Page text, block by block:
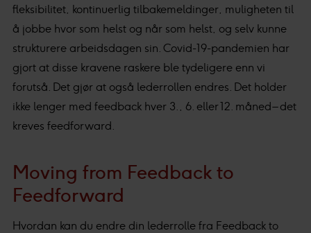
fleksibilitet, kontinuerlig tilbakemeldinger, muligheten til
å jobbe hvor som helst og når som helst, og selv kunne
strukturere arbeidsdagen sin. Covid-19-pandemien har
gjort at disse kravene raskere ble tydeligere enn vi
forutså. Det gjør at også lederrollen endres. Det holder
ikke lenger med feedback hver 3., 6. eller 12. måned – det
kreves feedforward.
Moving from Feedback to
Feedforward
Hvordan kan du endre din lederrolle fra Feedback to